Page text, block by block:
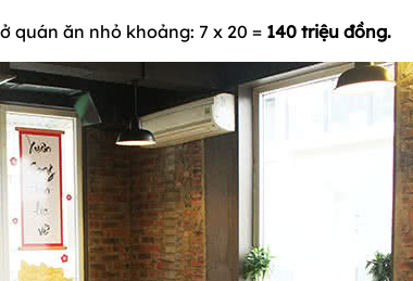
quán ăn nhỏ khoảng: 7 x 20 = 140 triệu đồng.